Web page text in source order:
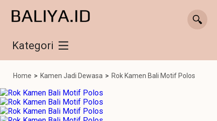
Kategori
Home > Kamen Jadi Dewasa > Rok Kamen Bali Motif Polos